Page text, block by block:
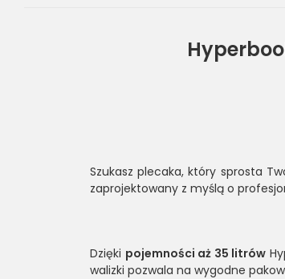
Szukasz plecaka, który sprosta
zaprojektowany z myślą o
Dzięki pojemności aż 35 litrów
walizki pozwala na wygodne